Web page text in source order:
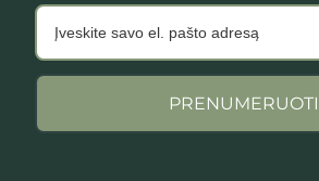
PRENUMERUOTI